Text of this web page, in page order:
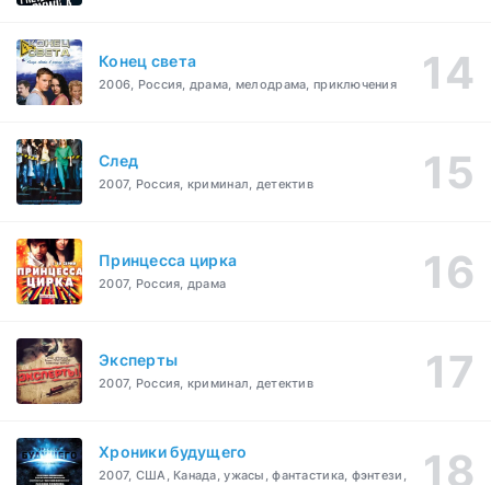
Конец света
2006, Россия, драма, мелодрама, приключения
След
2007, Россия, криминал, детектив
Принцесса цирка
2007, Россия, драма
Эксперты
2007, Россия, криминал, детектив
Хроники будущего
2007, США, Канада, ужасы, фантастика, фэнтези,